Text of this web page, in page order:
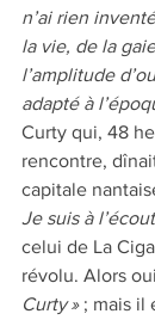
n’ai rien
la vie, de la
l’amplitude
adapté à
Curty qui, 48
rencontre,
capitale
Je suis à
celui de La
révolu. Alors
Curty » ; mais il